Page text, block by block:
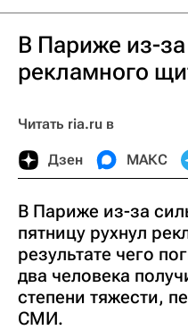
В Париже из-
рекламного
Читать ria.ru в
Дзен МАКС
В Париже из-за
пятницу рухнул
результате чего
два человека
степени тяжести,
СМИ.